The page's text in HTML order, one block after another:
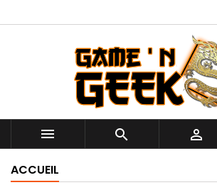
  
ACCUEIL